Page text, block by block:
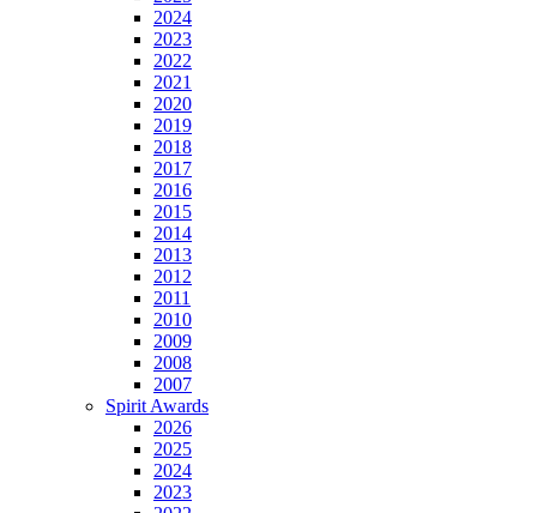
2024
2023
2022
2021
2020
2019
2018
2017
2016
2015
2014
2013
2012
2011
2010
2009
2008
2007
Spirit Awards
2026
2025
2024
2023